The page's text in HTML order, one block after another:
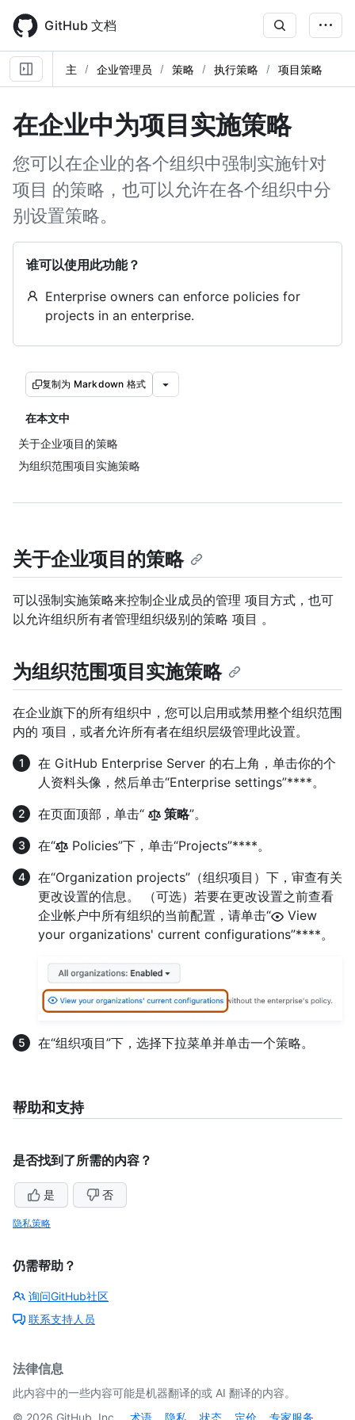
main
content
GitHub 文档
主 企业管理员 策略 执行策略 项目策略
在企业中为项目实施策略
您可以在企业的各个组织中强制实施针对
项目 的策略，也可以允许在各个组织中分
别设置策略。
谁可以使用此功能？
Enterprise owners can enforce policies for
projects in an enterprise.
复制为 Markdown 格式
在本文中
关于企业项目的策略
为组织范围项目实施策略
关于企业项目的策略
可以强制实施策略来控制企业成员的管理 项目方式，也可
以允许组织所有者管理组织级别的策略 项目 。
为组织范围项目实施策略
在企业旗下的所有组织中，您可以启用或禁用整个组织范围
内的 项目，或者允许所有者在组织层级管理此设置。
在 GitHub Enterprise Server 的右上角，单击你的个
人资料头像，然后单击“Enterprise settings”****。
在页面顶部，单击“
策略”。
在“
Policies”下，单击“Projects”****。
在“Organization projects”（组织项目）下，审查有关
更改设置的信息。 （可选）若要在更改设置之前查看
企业帐户中所有组织的当前配置，请单击“
View
your organizations' current configurations”****。
在“组织项目”下，选择下拉菜单并单击一个策略。
帮助和支持
是否找到了所需的内容？
是 否
隐私策略
仍需帮助？
询问GitHub社区
联系支持人员
法律信息
此内容中的一些内容可能是机器翻译的或 AI 翻译的内容。
© 2026 GitHub, Inc. 术语 隐私 状态 定价 专家服务